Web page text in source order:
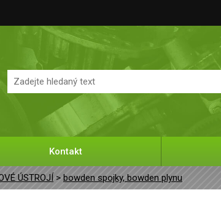
Kontakt
ÚSTROJÍ > bowden spojky, bowden plynu